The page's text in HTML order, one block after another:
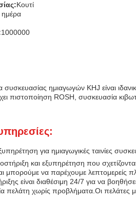
Κουτί
1000000
συσκευασίας ημιαγωγών KHJ είναι
πιστοποίηση ROSH, συσκευασία
για ημιαγωγικές ταινίες
και εξυπηρέτηση που
μπορούμε να παρέχουμε λεπτομερείς
είναι διαθέσιμη 24/7 για να
πελάτη χωρίς προβλήματα.Οι